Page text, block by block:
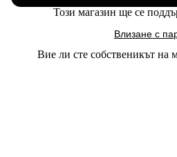
Този магазин ще се
Влизане с
Вие ли сте собственикът на